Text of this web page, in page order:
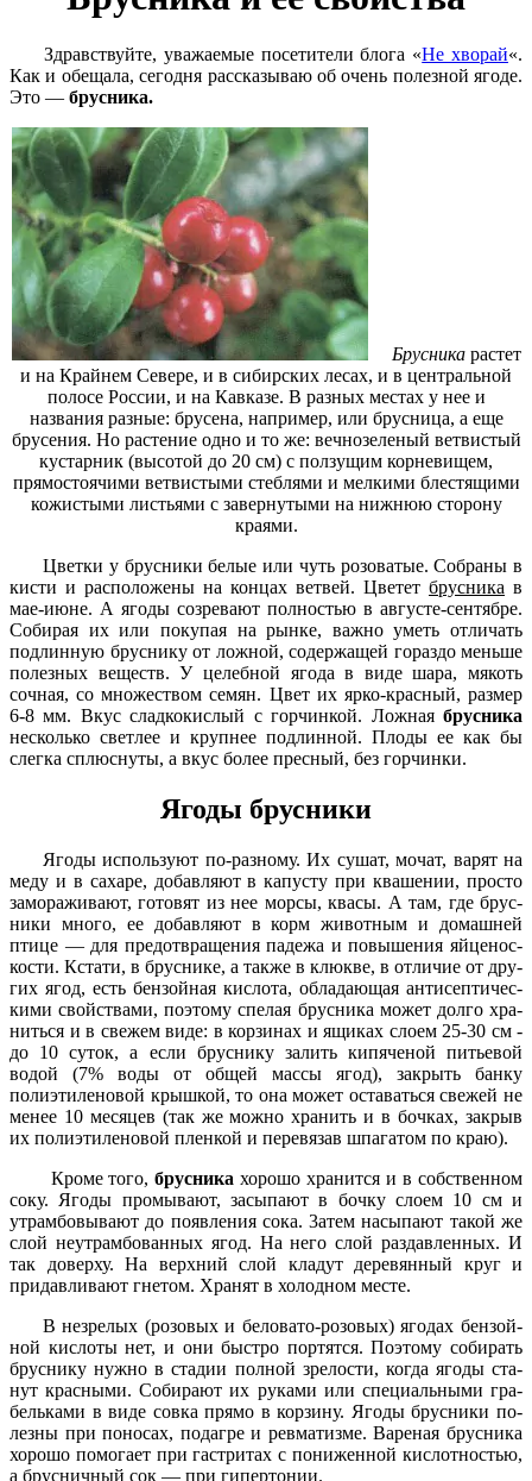
Здравствуйте, уважаемые посетители блога «Не хворай«.
Как и обещала, сегодня рассказываю об очень полезной ягоде.
Это — брусника.
Брусникарастет
и на Крайнем Севере, и в сибирских лесах, и в центральной
полосе России, и на Кавказе. В разных местах у нее и
названия разные: брусе­на, например, или брусница, а еще
брусения. Но растение одно и то же: вечнозеленый вет­вистый
кустарник (высотой до 20 см) с ползущим корневи­щем,
прямостоячими ветвисты­ми стеблями и мелкими блестя­щими
кожистыми листьями с завернутыми на нижнюю сторо­ну
краями.
Цветки у брусники белые или чуть розоватые. Собраны в
кисти и расположены на кон­цах ветвей. Цветет брусника в
мае-июне. А ягоды созревают полностью в августе-сентябре.
Собирая их или покупая на рынке, важно уметь отличать
подлинную бруснику от лож­ной, содержащей гораздо меньше
полезных веществ. У целебной ягода в виде шара, мякоть
сочная, со множеством семян. Цвет их ярко-красный, размер
6-8 мм. Вкус сладко­кислый с горчинкой. Ложная брусника
несколько светлее и крупнее подлинной. Плоды ее как бы
слегка сплюснуты, а вкус более пресный, без гор­чинки.
Ягоды брусники
Ягоды используют по-разно­му. Их сушат, мочат, варят на
меду и в сахаре, добавляют в капусту при квашении, просто
замораживают, готовят из нее морсы, квасы. А там, где брус­
ники много, ее добавляют в корм животным и домашней
птице — для предотвращения падежа и повышения яйценос­
кости. Кстати, в бруснике, а также в клюкве, в отличие от дру­
гих ягод, есть бензойная кисло­та, обладающая антисептичес­
кими свойствами, поэтому спелая брусника может долго хра­
ниться и в свежем виде: в корзи­нах и ящиках слоем 25-30 см ­
до 10 суток, а если бруснику за­лить кипяченой питьевой
водой (7% воды от общей массы ягод), закрыть банку
полиэтиленовой крышкой, то она может оста­ваться свежей не
менее 10 месяцев (так же можно хранить и в бочках, закрыв
их полиэтилено­вой пленкой и перевязав шпага­том по краю).
Кроме того,брусника хорошо хранится и в собственном
соку. Ягоды промывают, засыпают в бочку слоем 10 см и
утрамбовы­вают до появления сока. 3атем насыпают такой же
слой неу­трамбованных ягод. На него ­слой раздавленных. И
так до­верху. На верхний слой кладут деревянный круг и
придавлива­ют гнетом. Хранят в холодном месте.
В незрелых (розовых и бело­вато-розовых) ягодах бензой­
ной кислоты нет, и они быстро портятся. Поэтому собирать
бруснику нужно в стадии пол­ной зрелости, когда ягоды ста­
нут красными. Собирают их ру­ками или специальными гра­
бельками в виде совка прямо в корзину. Ягоды брусники по­
лезны при поносах, подагре и ревматизме. Вареная брусника
хорошо помогает при гастри­тах с пониженной кислотнос­тью,
а брусничный сок — при ги­пертонии.